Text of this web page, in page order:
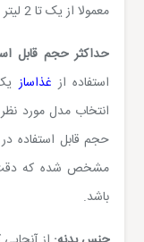
معمولا از یک تا 2 لیتر است.
حداکثر حجم قابل
استفاده از غذاسازیک
انتخاب مدل مورد نظر
حجم قابل استفاده
مشخص شده که دقت
باشد.